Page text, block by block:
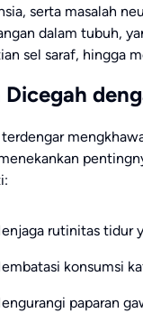
serta masalah
dalam tubuh,
sel saraf, hingga
Dicegah
rutinitas tidur
konsumsi
paparan